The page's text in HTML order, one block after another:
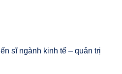
sĩ ngành kinh tế – quản trị